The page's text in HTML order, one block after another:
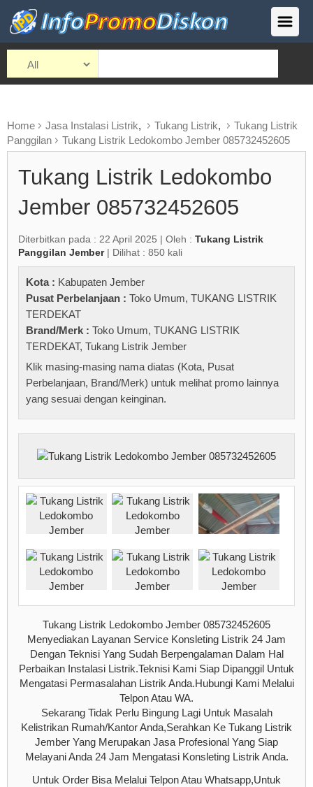
Home Jasa Instalasi Listrik, Tukang Listrik,
Tukang Listrik
Panggilan
Tukang Listrik Ledokombo Jember 085732452605
Tukang Listrik Ledokombo
Jember 085732452605
Diterbitkan pada : 22 April 2025 | Oleh : Tukang Listrik
Panggilan Jember| Dilihat : 850 kali
Kota : Kabupaten Jember
Pusat Perbelanjaan : Toko Umum, TUKANG LISTRIK
TERDEKAT
Brand/Merk : Toko Umum, TUKANG LISTRIK
TERDEKAT, Tukang Listrik Jember
Klik masing-masing nama diatas (Kota, Pusat
Perbelanjaan, Brand/Merk) untuk melihat promo lainnya
yang sesuai dengan keinginan.
Tukang Listrik Ledokombo Jember 085732452605
Menyediakan Layanan Service Konsleting Listrik 24 Jam
Dengan Teknisi Yang Sudah Berpengalaman Dalam Hal
Perbaikan Instalasi Listrik.Teknisi Kami Siap Dipanggil Untuk
Mengatasi Permasalahan Listrik Anda.Hubungi Kami Melalui
Telpon Atau WA.
Sekarang Tidak Perlu Bingung Lagi Untuk Masalah
Kelistrikan Rumah/Kantor Anda,Serahkan Ke Tukang Listrik
Jember Yang Merupakan Jasa Profesional Yang Siap
Melayani Anda 24 Jam Mengatasi Konsleting Listrik Anda.
Untuk Order Bisa Melalui Telpon Atau Whatsapp,Untuk